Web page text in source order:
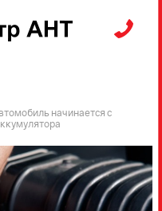
начинается с